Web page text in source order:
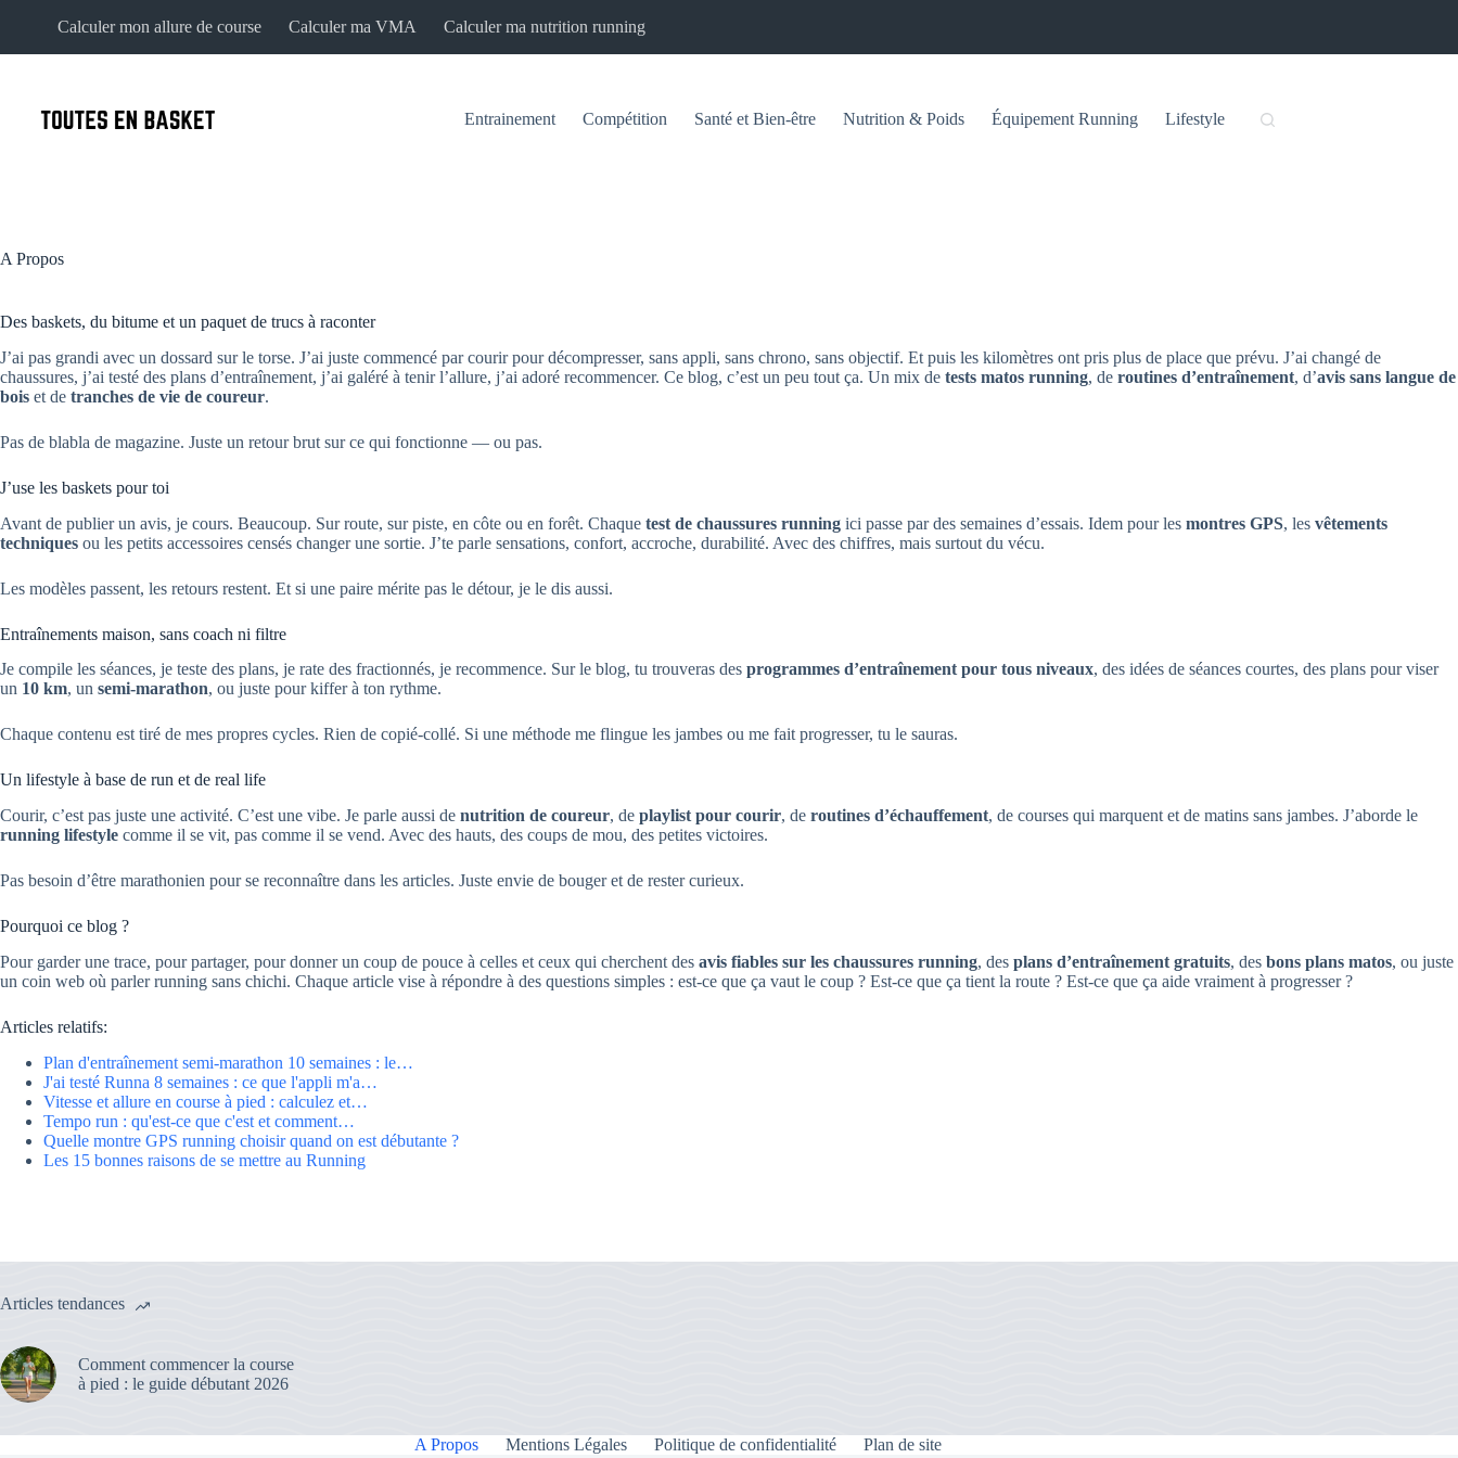
Calculer mon allure de course Calculer ma VMA Calculer ma nutrition running
Entrainement Compétition Santé et Bien-être Nutrition & Poids Équipement Running Lifestyle
A Propos
Des baskets, du bitume et un paquet de trucs à raconter
J’ai pas grandi avec un dossard sur le torse. J’ai juste commencé par courir pour décompresser, sans appli, sans chrono, sans objectif. Et puis les kilomètres ont pris plus de place que prévu. J’ai changé de
chaussures, j’ai testé des plans d’entraînement, j’ai galéré à tenir l’allure, j’ai adoré recommencer. Ce blog, c’est un peu tout ça. Un mix de tests matos running, de routines d’entraînement, d’avis sans langue de
bois et de tranches de vie de coureur.
Pas de blabla de magazine. Juste un retour brut sur ce qui fonctionne — ou pas.
J’use les baskets pour toi
Avant de publier un avis, je cours. Beaucoup. Sur route, sur piste, en côte ou en forêt. Chaque test de chaussures running ici passe par des semaines d’essais. Idem pour les montres GPS, les vêtements
techniques ou les petits accessoires censés changer une sortie. J’te parle sensations, confort, accroche, durabilité. Avec des chiffres, mais surtout du vécu.
Les modèles passent, les retours restent. Et si une paire mérite pas le détour, je le dis aussi.
Entraînements maison, sans coach ni filtre
Je compile les séances, je teste des plans, je rate des fractionnés, je recommence. Sur le blog, tu trouveras des programmes d’entraînement pour tous niveaux, des idées de séances courtes, des plans pour viser
un 10 km, un semi-marathon, ou juste pour kiffer à ton rythme.
Chaque contenu est tiré de mes propres cycles. Rien de copié-collé. Si une méthode me flingue les jambes ou me fait progresser, tu le sauras.
Un lifestyle à base de run et de real life
Courir, c’est pas juste une activité. C’est une vibe. Je parle aussi de nutrition de coureur, de playlist pour courir, de routines d’échauffement, de courses qui marquent et de matins sans jambes. J’aborde le
running lifestyle comme il se vit, pas comme il se vend. Avec des hauts, des coups de mou, des petites victoires.
Pas besoin d’être marathonien pour se reconnaître dans les articles. Juste envie de bouger et de rester curieux.
Pourquoi ce blog ?
Pour garder une trace, pour partager, pour donner un coup de pouce à celles et ceux qui cherchent des avis fiables sur les chaussures running, des plans d’entraînement gratuits, des bons plans matos, ou juste
un coin web où parler running sans chichi. Chaque article vise à répondre à des questions simples : est-ce que ça vaut le coup ? Est-ce que ça tient la route ? Est-ce que ça aide vraiment à progresser ?
Articles relatifs:
Plan d'entraînement semi-marathon 10 semaines : le…
J'ai testé Runna 8 semaines : ce que l'appli m'a…
Vitesse et allure en course à pied : calculez et…
Tempo run : qu'est-ce que c'est et comment…
Quelle montre GPS running choisir quand on est débutante ?
Les 15 bonnes raisons de se mettre au Running
Articles tendances
Comment commencer la course
à pied : le guide débutant 2026
A Propos Mentions Légales Politique de confidentialité Plan de site